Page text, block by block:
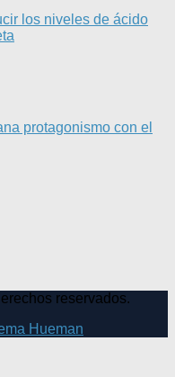
los niveles de ácido
protagonismo con el
reservados.
Hueman